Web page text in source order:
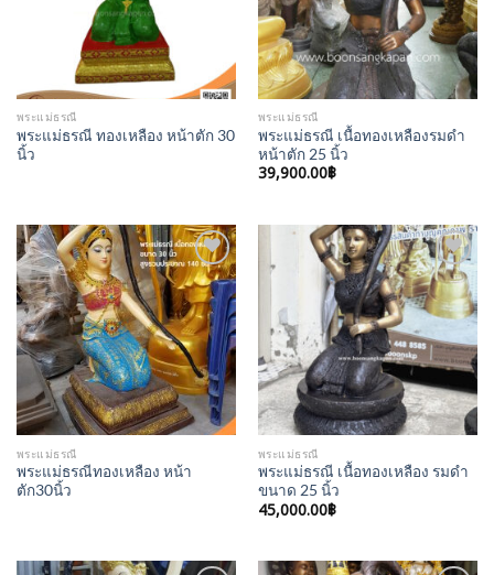
พระแม่ธรณี
พระแม่ธรณี ทองเหลือง หน้าตัก 30
นิ้ว
พระแม่ธรณี
พระแม่ธรณี เนื้อทองเหลืองรมดำ
หน้าตัก 25 นิ้ว
39,900.00฿
Add to
Wishlist
พระแม่ธรณี
พระแม่ธรณีทองเหลือง หน้า
ตัก30นิ้ว
Add to
Wishlist
พระแม่ธรณี
พระแม่ธรณี เนื้อทองเหลือง รมดำ
ขนาด 25 นิ้ว
45,000.00฿